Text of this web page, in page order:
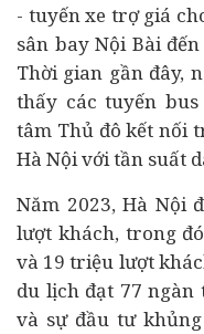
- tuyến xe trợ giá
sân bay Nội Bài
Thời gian gần đây,
thấy các tuyến
tâm Thủ đô kết nối
Hà Nội với tần suất
Năm 2023, Hà Nội
lượt khách, trong
và 19 triệu lượt
du lịch đạt 77 ngàn
và sự đầu tư